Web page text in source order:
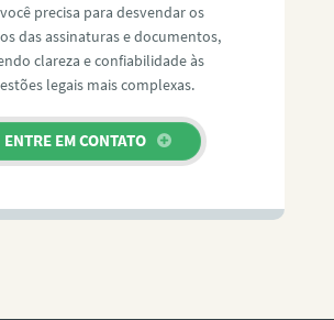
precisa para desvendar os
das assinaturas e documentos,
clareza e confiabilidade às
legais mais complexas.
ENTRE EM CONTATO